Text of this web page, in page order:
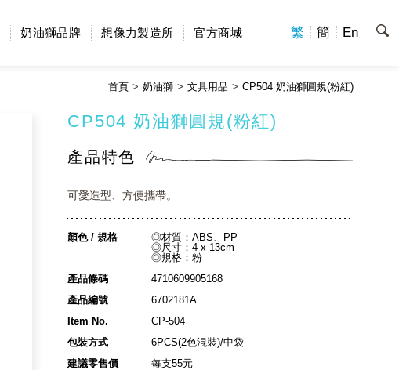
奶油獅品牌 想像力製造所 官方商城 繁 簡 En
首頁 奶油獅 文具用品 CP504 奶油獅圓規(粉紅)
CP504 奶油獅圓規(粉紅)
產品特色
可愛造型、方便攜帶。
顏色 / 規格
◎材質：ABS、PP
◎尺寸：4 x 13cm
◎規格：粉
產品條碼
4710609905168
產品編號
6702181A
Item No.
CP-504
包裝方式
6PCS(2色混裝)/中袋
建議零售價
每支55元